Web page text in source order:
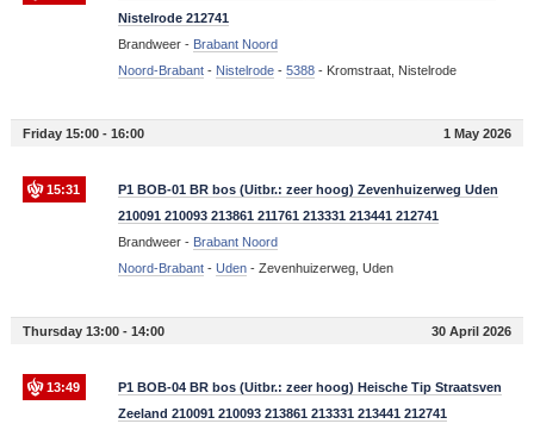
Nistelrode 212741
Brandweer - Brabant Noord
Noord-Brabant- Nistelrode- 5388- Kromstraat, Nistelrode
Friday 15:00 - 16:00 1 May 2026
15:31
P1 BOB-01 BR bos (Uitbr.: zeer hoog) Zevenhuizerweg Uden
210091 210093 213861 211761 213331 213441 212741
Brandweer - Brabant Noord
Noord-Brabant- Uden- Zevenhuizerweg, Uden
Thursday 13:00 - 14:00 30 April 2026
13:49
P1 BOB-04 BR bos (Uitbr.: zeer hoog) Heische Tip Straatsven
Zeeland 210091 210093 213861 213331 213441 212741